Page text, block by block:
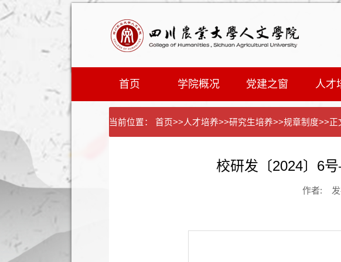
首页 学院概况 党建之窗 人才
当前位置： 首页>>人才培养>>研究生培养>>规章制度>>正
校研发〔2024〕6
作者: 发